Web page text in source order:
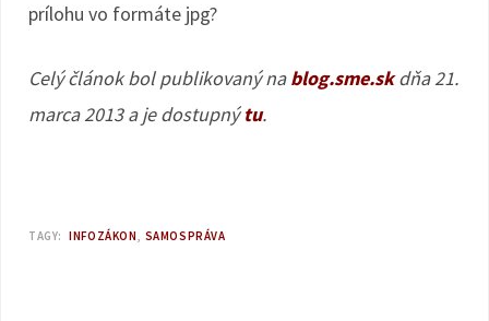
prílohu vo formáte jpg?
Celý článok bol publikovaný nablog.sme.skdňa 21.
marca 2013 a je dostupnýtu.
TAGY: INFOZÁKON SAMOSPRÁVA